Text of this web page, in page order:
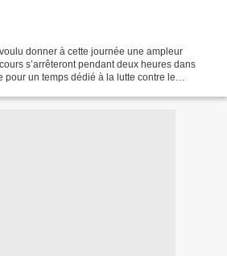
donner à cette journée une ampleur
s’arrêteront pendant deux heures dans
pour un temps dédié à la lutte contre le